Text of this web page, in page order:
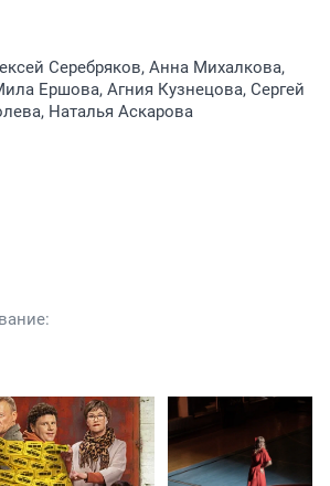
Серебряков, Анна Михалкова,
Ершова, Агния Кузнецова, Сергей
Наталья Аскарова